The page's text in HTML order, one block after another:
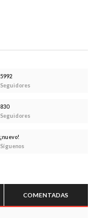
5992
Seguidores
830
Seguidores
¡nuevo!
Síguenos
COMENTADAS